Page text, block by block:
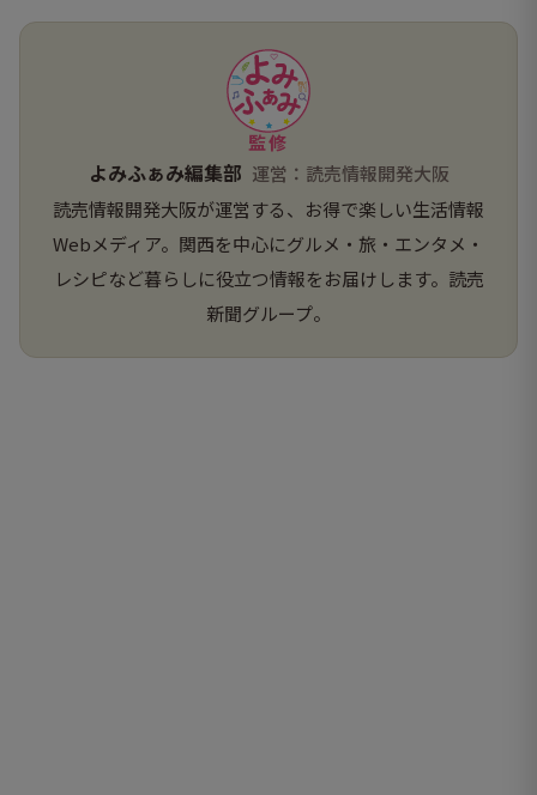
監修
よみふぁみ編集部 運営：読売情報開発大阪
読売情報開発大阪が運営する、お得で楽しい生活情報
Webメディア。関西を中心にグルメ・旅・エンタメ・
レシピなど暮らしに役立つ情報をお届けします。読売
新聞グループ。